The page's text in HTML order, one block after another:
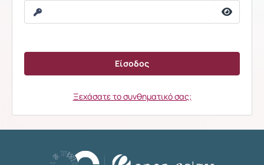
Ξεχάσατε το συνθηματικό σας;